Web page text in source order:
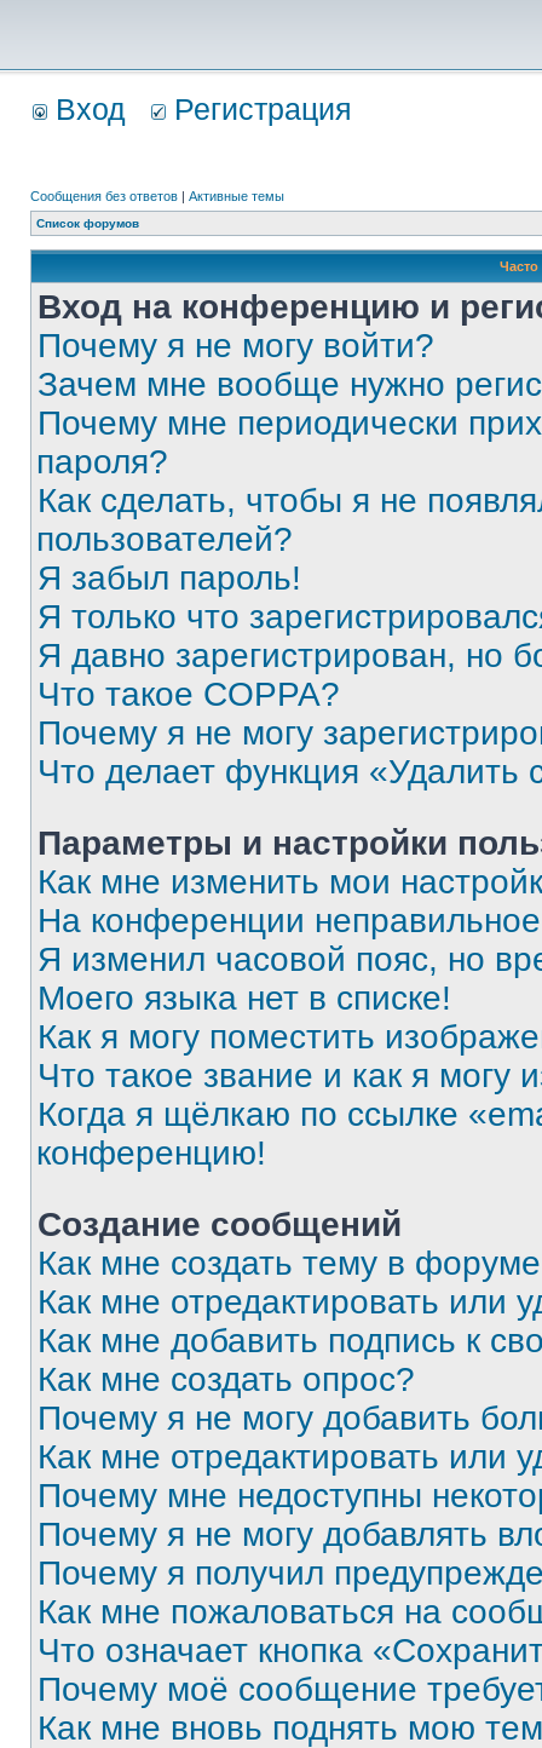
Вход Регистрация
Сообщения без ответов | Активные темы
Список форумов
Вход на конференцию и
Почему я не могу войти?
Зачем мне вообще нужно
Почему мне периодически
пароля?
Как сделать, чтобы я не
пользователей?
Я забыл пароль!
Я только что
Я давно зарегистрирован, но
Что такое COPPA?
Почему я не могу
Что делает функция «Удалить
Параметры и настройки
Как мне изменить мои
На конференции
Я изменил часовой пояс, но
Моего языка нет в списке!
Как я могу поместить
Что такое звание и как я могу
Когда я щёлкаю по ссылке
конференцию!
Создание сообщений
Как мне создать тему в
Как мне отредактировать или
Как мне добавить подпись к
Как мне создать опрос?
Почему я не могу добавить
Как мне отредактировать или
Почему мне недоступны
Почему я не могу добавлять
Почему я получил
Как мне пожаловаться на
Что означает кнопка
Почему моё сообщение
Как мне вновь поднять мою